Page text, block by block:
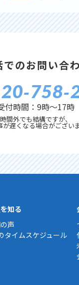
でのお問い合
付時間：9時〜17時
時間外でも結構ですが、
が遅くなる場合がござい
知る
声
タイムスケジュール